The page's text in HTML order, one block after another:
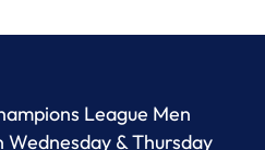
League Men
& Thursday